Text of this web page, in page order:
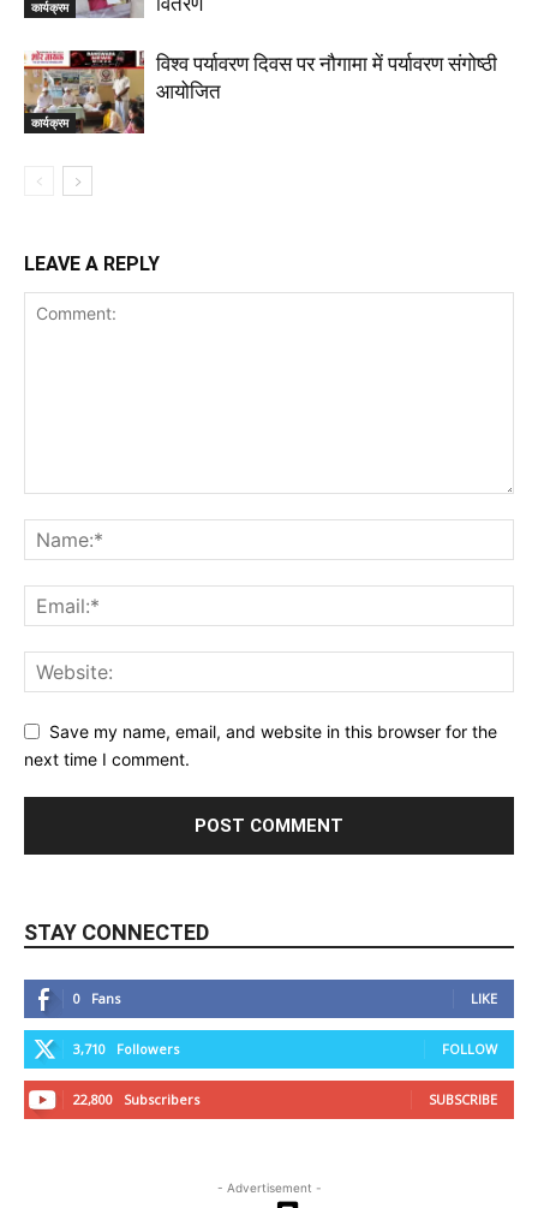
कार्यक्रम
कार्यक्रम
विश्व पर्यावरण दिवस पर नौगामा में पर्यावरण संगोष्ठी
आयोजित
LEAVE A REPLY
Save my name, email, and website in this browser for the
next time I comment.
STAY CONNECTED
0 Fans LIKE
3,710 Followers FOLLOW
22,800 Subscribers SUBSCRIBE
- Advertisement -